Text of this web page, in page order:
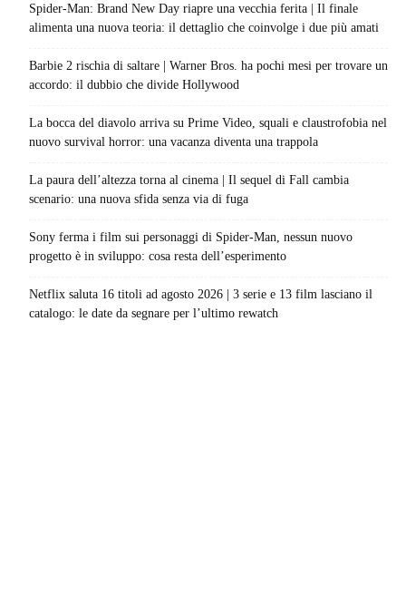
Spider-Man: Brand New Day riapre una vecchia ferita | Il finale
alimenta una nuova teoria: il dettaglio che coinvolge i due più amati
Barbie 2 rischia di saltare | Warner Bros. ha pochi mesi per trovare un
accordo: il dubbio che divide Hollywood
La bocca del diavolo arriva su Prime Video, squali e claustrofobia nel
nuovo survival horror: una vacanza diventa una trappola
La paura dell’altezza torna al cinema | Il sequel di Fall cambia
scenario: una nuova sfida senza via di fuga
Sony ferma i film sui personaggi di Spider-Man, nessun nuovo
progetto è in sviluppo: cosa resta dell’esperimento
Netflix saluta 16 titoli ad agosto 2026 | 3 serie e 13 film lasciano il
catalogo: le date da segnare per l’ultimo rewatch